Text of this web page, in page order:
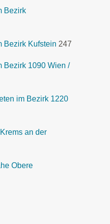
Bezirk
Bezirk Kufstein 247
Bezirk 1090 Wien /
im Bezirk 1220
an der
Obere